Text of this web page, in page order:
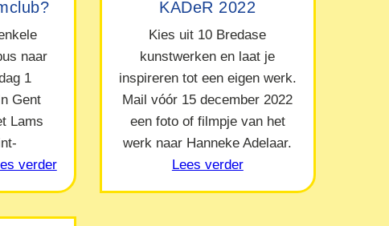
naar
1
Gent
Lams
verder
KADeR 2022
Kies uit 10 Bredase
kunstwerken en laat je
inspireren tot een eigen werk.
Mail vóór 15 december 2022
een foto of filmpje van het
werk naar Hanneke Adelaar.
Lees verder